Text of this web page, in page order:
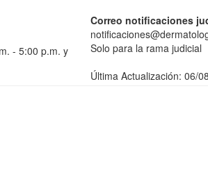
- 5:00 p.m. y
Correo notificaciones
Solo para la rama judicial
Última Actualización: 06/